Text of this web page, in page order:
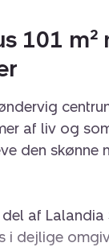
101
af liv og
den skønne
af
i dejlige